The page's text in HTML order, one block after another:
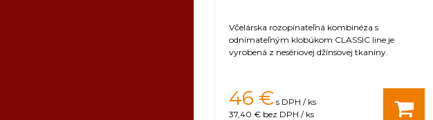
Včelárska rozopínateľná kombinéza s
odnímateľným klobúkom CLASSIC line je
vyrobená z nesériovej džínsovej tkaniny.
46 € s DPH / ks
37,40 € bez DPH / ks